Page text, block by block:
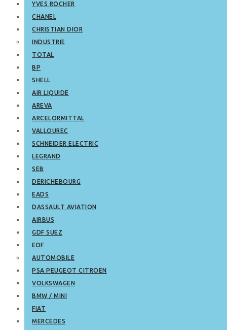
YVES ROCHER
CHANEL
CHRISTIAN DIOR
INDUSTRIE
TOTAL
BP
SHELL
AIR LIQUIDE
AREVA
ARCELORMITTAL
VALLOUREC
SCHNEIDER ELECTRIC
LEGRAND
SEB
DERICHEBOURG
EADS
DASSAULT AVIATION
AIRBUS
GDF SUEZ
EDF
AUTOMOBILE
PSA PEUGEOT CITROEN
VOLKSWAGEN
BMW / MINI
FIAT
MERCEDES